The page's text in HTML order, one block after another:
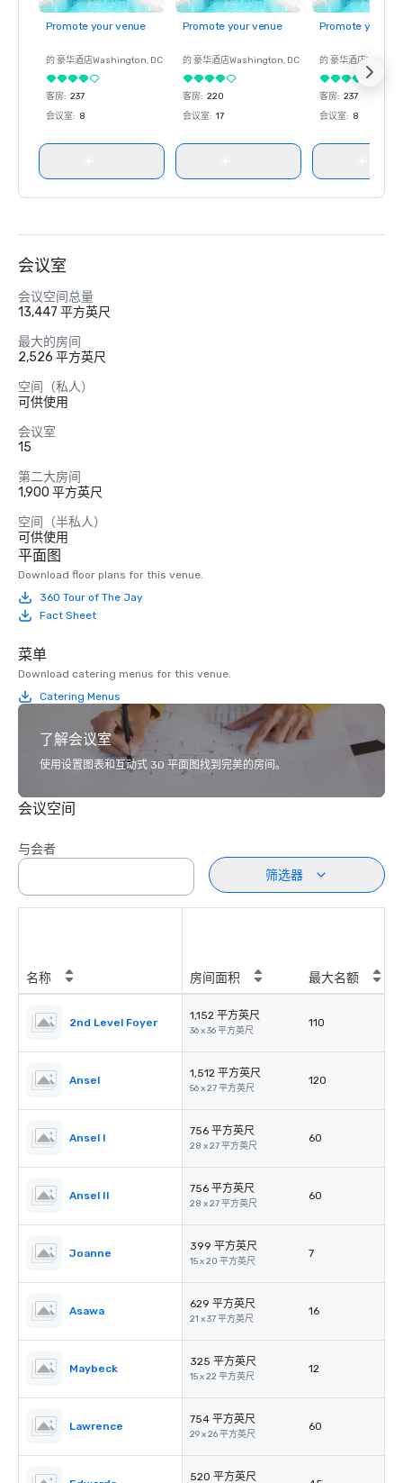
Promote your venue
的 豪华酒店Washington, DC
客房: 237
会议室: 8
Promote your venue
的 豪华酒店Washington, DC
客房: 220
会议室: 17
Promote your
的 豪华酒店
客房: 237
会议室: 8
会议室
会议空间总量
13,447 平方英尺
最大的房间
2,526 平方英尺
空间（私人）
可供使用
会议室
15
第二大房间
1,900 平方英尺
空间（半私人）
可供使用
平面图
Download floor plans for this venue.
360 Tour of The Jay
Fact Sheet
菜单
Download catering menus for this venue.
Catering Menus
了解会议室
使用设置图表和互动式 3D 平面图找到完美的房间。
会议空间
与会者
筛选器
名称 房间面积 最大名额
2nd Level Foyer
1,152 平方英尺
36 x 36 平方英尺
110
Ansel
1,512 平方英尺
56 x 27 平方英尺
120
Ansel I
756 平方英尺
28 x 27 平方英尺
60
Ansel II
756 平方英尺
28 x 27 平方英尺
60
Joanne
399 平方英尺
15 x 20 平方英尺
7
Asawa
629 平方英尺
21 x 37 平方英尺
16
Maybeck
325 平方英尺
15 x 22 平方英尺
12
Lawrence
754 平方英尺
29 x 26 平方英尺
60
520 平方英尺